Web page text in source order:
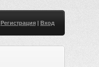
Регистрация| Вход